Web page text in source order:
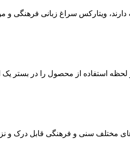
ویتارکس سراغ زبانی فرهنگی
استفاده از محصول را در بستر
مختلف سنی و فرهنگی قابل درک